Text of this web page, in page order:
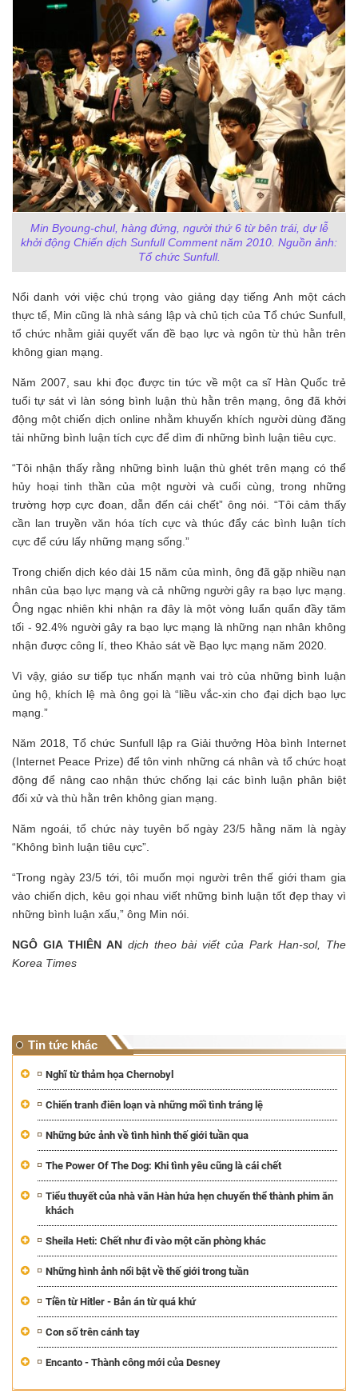
Min Byoung-chul, hàng đứng, người thứ 6 từ bên trái, dự lễ
khởi động Chiến dịch Sunfull Comment năm 2010. Nguồn ảnh:
Tổ chức Sunfull.
Nổi danh với việc chú trọng vào giảng dạy tiếng Anh một cách
thực tế, Min cũng là nhà sáng lập và chủ tịch của Tổ chức Sunfull,
tổ chức nhằm giải quyết vấn đề bạo lực và ngôn từ thù hằn trên
không gian mạng.
Năm 2007, sau khi đọc được tin tức về một ca sĩ Hàn Quốc trẻ
tuổi tự sát vì làn sóng bình luận thù hằn trên mạng, ông đã khởi
động một chiến dịch online nhằm khuyến khích người dùng đăng
tải những bình luận tích cực để dìm đi những bình luận tiêu cực.
“Tôi nhận thấy rằng những bình luận thù ghét trên mạng có thể
hủy hoại tinh thần của một người và cuối cùng, trong những
trường hợp cực đoan, dẫn đến cái chết” ông nói. “Tôi cảm thấy
cần lan truyền văn hóa tích cực và thúc đẩy các bình luận tích
cực để cứu lấy những mạng sống.”
Trong chiến dịch kéo dài 15 năm của mình, ông đã gặp nhiều nạn
nhân của bạo lực mạng và cả những người gây ra bạo lực mạng.
Ông ngạc nhiên khi nhận ra đây là một vòng luẩn quẩn đầy tăm
tối - 92.4% người gây ra bạo lực mạng là những nạn nhân không
nhận được công lí, theo Khảo sát về Bạo lực mạng năm 2020.
Vì vậy, giáo sư tiếp tục nhấn mạnh vai trò của những bình luận
ủng hộ, khích lệ mà ông gọi là “liều vắc-xin cho đại dịch bạo lực
mạng.”
Năm 2018, Tổ chức Sunfull lập ra Giải thưởng Hòa bình Internet
(Internet Peace Prize) để tôn vinh những cá nhân và tổ chức hoạt
động để nâng cao nhận thức chống lại các bình luận phân biệt
đối xử và thù hằn trên không gian mạng.
Năm ngoái, tổ chức này tuyên bố ngày 23/5 hằng năm là ngày
“Không bình luận tiêu cực”.
“Trong ngày 23/5 tới, tôi muốn mọi người trên thế giới tham gia
vào chiến dịch, kêu gọi nhau viết những bình luận tốt đẹp thay vì
những bình luận xấu,” ông Min nói.
NGÔ GIA THIÊN AN dịch theo bài viết củaPark Han-sol, The
Korea Times
Tin tức khác
Nghĩ từ thảm họa Chernobyl
Chiến tranh điên loạn và những mối tình tráng lệ
Những bức ảnh về tình hình thế giới tuần qua
The Power Of The Dog: Khi tình yêu cũng là cái chết
Tiểu thuyết của nhà văn Hàn hứa hẹn chuyển thể thành phim ăn
khách
Sheila Heti: Chết như đi vào một căn phòng khác
Những hình ảnh nổi bật về thế giới trong tuần
Tiền từ Hitler - Bản án từ quá khứ
Con số trên cánh tay
Encanto - Thành công mới của Desney